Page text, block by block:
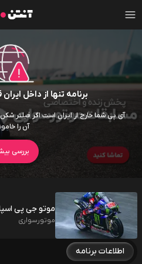
برنامه تنها از داخل
آن را
بررسی
موتو جی پی
موتورسواری
اطلاعات برنامه